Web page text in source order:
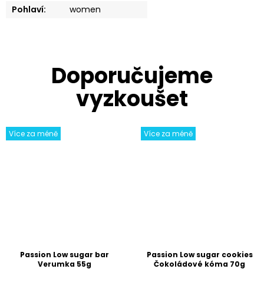
Více za méně
Passion Low sugar bar
Verumka 55g
Více za méně
Passion Low sugar cookies
Čokoládové kóma 70g
Pohlaví: women